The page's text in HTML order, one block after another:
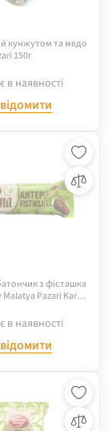
кунжутом та медо
150г
в наявності
з фісташка
Pazari Karma
в наявності